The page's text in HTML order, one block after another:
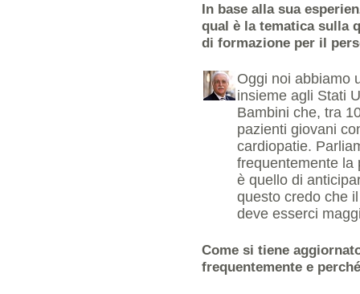
In base alla sua
qual è la tematica sulla
di formazione per il
Oggi noi abbiamo
insieme agli Stati
Bambini che, tra
pazienti giovani
cardiopatie.
frequentemente la
è quello di
questo credo che
deve esserci
Come si tiene
frequentemente e